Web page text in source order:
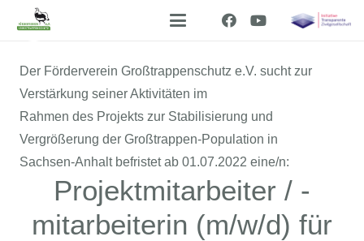
Der Förderverein Großtrappenschutz e.V. sucht zur
Verstärkung seiner Aktivitäten im
Rahmen des Projekts zur Stabilisierung und
Vergrößerung der Großtrappen-Population in
Sachsen-Anhalt befristet ab 01.07.2022 eine/n:
Projektmitarbeiter / -
mitarbeiterin (m/w/d) für